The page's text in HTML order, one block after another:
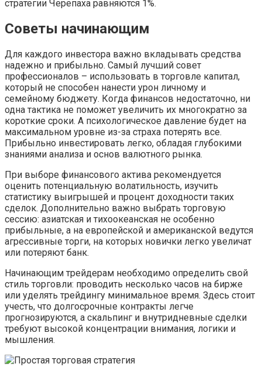
стратегии Черепаха равняются 1%.
Советы начинающим
Для каждого инвестора важно вкладывать средства
надежно и прибыльно. Самый лучший совет
профессионалов – использовать в торговле капитал,
который не способен нанести урон личному и
семейному бюджету. Когда финансов недостаточно, ни
одна тактика не поможет увеличить их многократно за
короткие сроки. А психологическое давление будет на
максимальном уровне из-за страха потерять все.
Прибыльно инвестировать легко, обладая глубокими
знаниями анализа и основ валютного рынка.
При выборе финансового актива рекомендуется
оценить потенциальную волатильность, изучить
статистику выигрышей и процент доходности таких
сделок. Дополнительно важно выбрать торговую
сессию: азиатская и тихоокеанская не особенно
прибыльные, а на европейской и американской ведутся
агрессивные торги, на которых новички легко увеличат
или потеряют банк.
Начинающим трейдерам необходимо определить свой
стиль торговли: проводить несколько часов на бирже
или уделять трейдингу минимальное время. Здесь стоит
учесть, что долгосрочные контракты легче
прогнозируются, а скальпинг и внутридневные сделки
требуют высокой концентрации внимания, логики и
мышления.